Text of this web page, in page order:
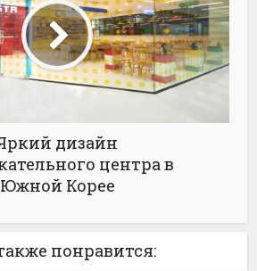
дизайн
центра в
Южной Корее
понравится: